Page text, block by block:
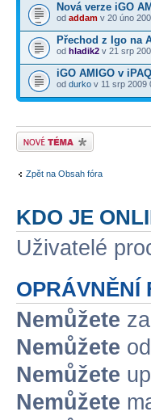
Nová verze iGO
od addam v 20 úno
Přechod z Igo na
od hladik2 v 21 srp
iGO AMIGO v
od durko v 11 srp 2009
Odeslat nové téma
Zpět na Obsah fóra
KDO JE
Uživatelé
OPRÁVNĚNÍ
Nemůžete
Nemůžete
Nemůžete
Nemůžete